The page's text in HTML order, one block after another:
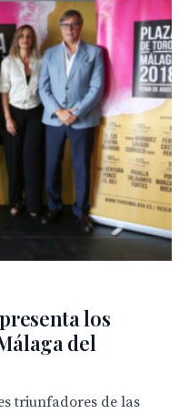
los
del
triunfadores de las